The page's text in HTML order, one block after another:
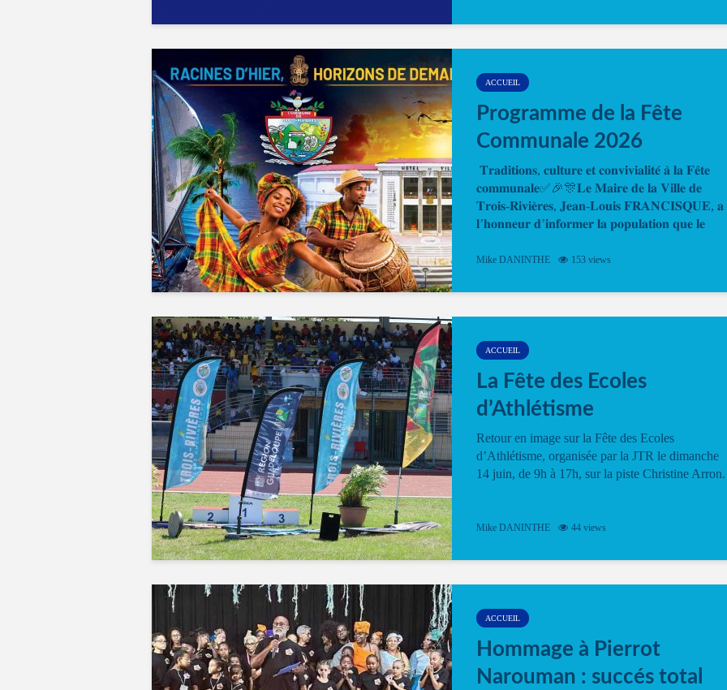
ACCUEIL
Programme de la Fête
Communale 2026
𝐓𝐫𝐚𝐝𝐢𝐭𝐢𝐨𝐧𝐬, 𝐜𝐮𝐥𝐭𝐮𝐫𝐞 𝐞𝐭 𝐜𝐨𝐧𝐯𝐢𝐯𝐢𝐚𝐥𝐢𝐭𝐞́ 𝐚̀ 𝐥𝐚 𝐅𝐞̂𝐭𝐞
𝐜𝐨𝐦𝐦𝐮𝐧𝐚𝐥𝐞✅🎉🎊𝐋𝐞 𝐌𝐚𝐢𝐫𝐞 𝐝𝐞 𝐥𝐚 𝐕𝐢𝐥𝐥𝐞 𝐝𝐞
𝐓𝐫𝐨𝐢𝐬-𝐑𝐢𝐯𝐢𝐞̀𝐫𝐞𝐬, 𝐉𝐞𝐚𝐧-𝐋𝐨𝐮𝐢𝐬 𝐅𝐑𝐀𝐍𝐂𝐈𝐒𝐐𝐔𝐄, 𝐚
𝐥’𝐡𝐨𝐧𝐧𝐞𝐮𝐫 𝐝’𝐢𝐧𝐟𝐨𝐫𝐦𝐞𝐫 𝐥𝐚 𝐩𝐨𝐩𝐮𝐥𝐚𝐭𝐢𝐨𝐧 𝐪𝐮𝐞 𝐥𝐞
Mike DANINTHE 153 views
ACCUEIL
La Fête des Ecoles
d’Athlétisme
Retour en image sur la Fête des Ecoles
d’Athlétisme, organisée par la JTR le dimanche
14 juin, de 9h à 17h, sur la piste Christine Arron.
Mike DANINTHE 44 views
ACCUEIL
Hommage à Pierrot
Narouman : succés total